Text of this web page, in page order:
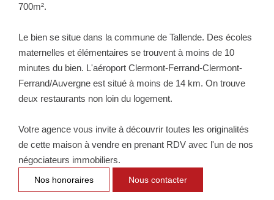
ESPACE CLIENT
Espace Client Saint-Flour (VDS Immobilier)
Espace Client Aurillac (AGI)
700m².
Le bien se situe dans la commune de Tallende. Des écoles
maternelles et élémentaires se trouvent à moins de 10
minutes du bien. L'aéroport Clermont-Ferrand-Clermont-
Ferrand/Auvergne est situé à moins de 14 km. On trouve
deux restaurants non loin du logement.
Votre agence vous invite à découvrir toutes les originalités
de cette maison à vendre en prenant RDV avec l'un de nos
négociateurs immobiliers.
Nos honoraires Nous contacter